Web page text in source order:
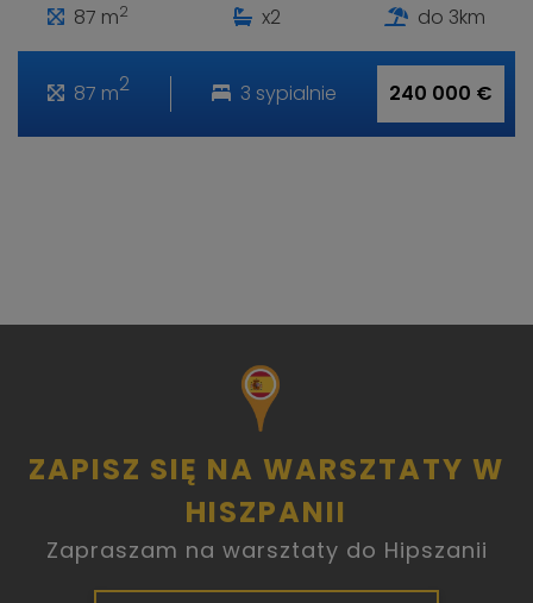
87 m2 x2 do 3km
87 m2 3 sypialnie 240 000 €
ZAPISZ SIĘ NA WARSZTATY W
HISZPANII
Zapraszam na warsztaty do Hipszanii